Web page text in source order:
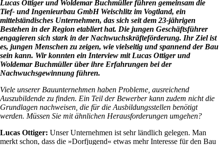
Lucas Ottiger und Woldemar Buchmüller führen gemeinsam die
Tief- und Ingenieurbau GmbH Weischlitz im Vogtland, ein
mittelständisches Unternehmen, das sich seit dem 23-jährigen
Bestehen in der Region etabliert hat. Die jungen Geschäftsführer
engagieren sich stark in der Nachwuchskräfteförderung. Ihr Ziel ist
es, jungen Menschen zu zeigen, wie vielseitig und spannend der Bau
sein kann. Wir konnten ein Interview mit Lucas Ottiger und
Woldemar Buchmüller über ihre Erfahrungen bei der
Nachwuchsgewinnung führen.
Viele unserer Bauunternehmen haben Probleme, ausreichend
Auszubildende zu finden. Ein Teil der Bewerber kann zudem nicht die
Grundlagen nachweisen, die für die Ausbildungsstellen benötigt
werden. Müssen Sie mit ähnlichen Herausforderungen umgehen?
Lucas Ottiger: Unser Unternehmen ist sehr ländlich gelegen. Man
merkt schon, dass die »Dorfjugend« etwas mehr Interesse für den Bau